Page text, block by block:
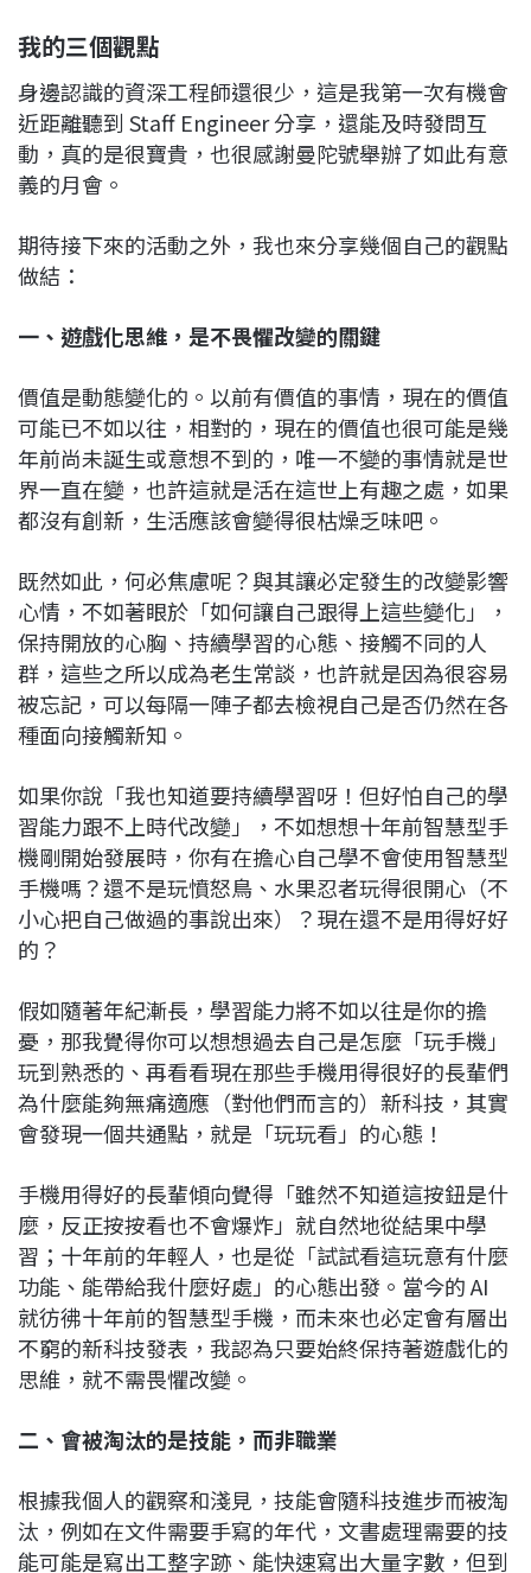
我的三個觀點
身邊認識的資深工程師還很少，這是我第一次有機會
近距離聽到 Staff Engineer 分享，還能及時發問互
動，真的是很寶貴，也很感謝曼陀號舉辦了如此有意
義的月會。
期待接下來的活動之外，我也來分享幾個自己的觀點
做結：
一、遊戲化思維，是不畏懼改變的關鍵
價值是動態變化的。以前有價值的事情，現在的價值
可能已不如以往，相對的，現在的價值也很可能是幾
年前尚未誕生或意想不到的，唯一不變的事情就是世
界一直在變，也許這就是活在這世上有趣之處，如果
都沒有創新，生活應該會變得很枯燥乏味吧。
既然如此，何必焦慮呢？與其讓必定發生的改變影響
心情，不如著眼於「如何讓自己跟得上這些變化」，
保持開放的心胸、持續學習的心態、接觸不同的人
群，這些之所以成為老生常談，也許就是因為很容易
被忘記，可以每隔一陣子都去檢視自己是否仍然在各
種面向接觸新知。
如果你說「我也知道要持續學習呀！但好怕自己的學
習能力跟不上時代改變」，不如想想十年前智慧型手
機剛開始發展時，你有在擔心自己學不會使用智慧型
手機嗎？還不是玩憤怒鳥、水果忍者玩得很開心（不
小心把自己做過的事說出來）？現在還不是用得好好
的？
假如隨著年紀漸長，學習能力將不如以往是你的擔
憂，那我覺得你可以想想過去自己是怎麼「玩手機」
玩到熟悉的、再看看現在那些手機用得很好的長輩們
為什麼能夠無痛適應（對他們而言的）新科技，其實
會發現一個共通點，就是「玩玩看」的心態！
手機用得好的長輩傾向覺得「雖然不知道這按鈕是什
麼，反正按按看也不會爆炸」就自然地從結果中學
習；十年前的年輕人，也是從「試試看這玩意有什麼
功能、能帶給我什麼好處」的心態出發。當今的 AI
就彷彿十年前的智慧型手機，而未來也必定會有層出
不窮的新科技發表，我認為只要始終保持著遊戲化的
思維，就不需畏懼改變。
二、會被淘汰的是技能，而非職業
根據我個人的觀察和淺見，技能會隨科技進步而被淘
汰，例如在文件需要手寫的年代，文書處理需要的技
能可能是寫出工整字跡、能快速寫出大量字數，但到